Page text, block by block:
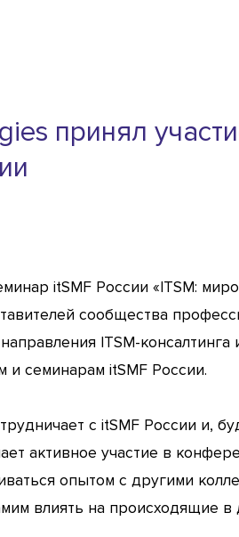
принял
itSMF России «ITSM:
сообщества
ITSM-
семинарам itSMF России.
с itSMF России и,
активное участие в
опытом с другими
влиять на происходящие